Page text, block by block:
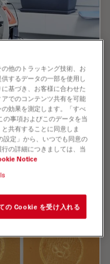
is to catch
the best chance
interactive. In the
他のトラッキング技術、お
するデータの一部を使用し
基づき、お客様に合わせた
でのコンテンツ共有を可能
効果を測定します。「すべ
事項およびこのデータを当
共有することに同意しま
定」から、いつでも同意の
の詳細につきましては、当
Notice
の Cookie を受け入れる